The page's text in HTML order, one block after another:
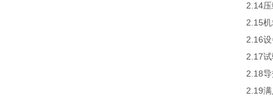
2.14
2.15
2.16
2.17
2.18
2.19